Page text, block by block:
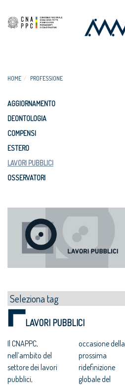
HOME PROFESSIONE
AGGIORNAMENTO
DEONTOLOGIA
COMPENSI
ESTERO
LAVORI PUBBLICI
OSSERVATORI
LAVORI PUBBLICI
Il CNAPPC,
nell’ambito del
settore dei lavori
pubblici,
occasione della
prossima
ridefinizione
globale del